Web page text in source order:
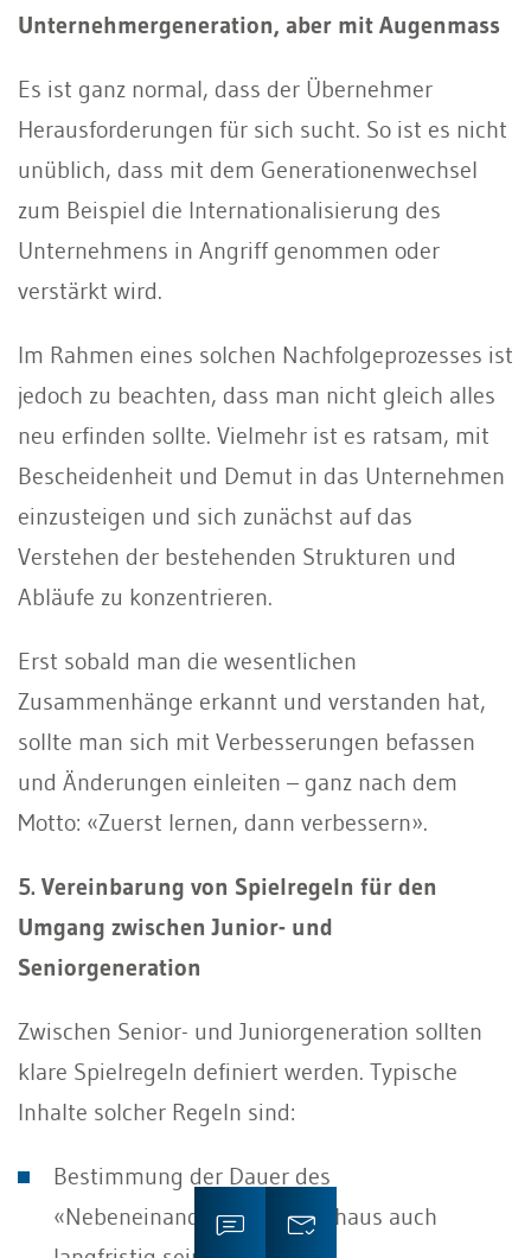
Unternehmergeneration, aber mit Augenmass
Es ist ganz normal, dass der Übernehmer
Herausforderungen für sich sucht. So ist es nicht
unüblich, dass mit dem Generationenwechsel
zum Beispiel die Internationalisierung des
Unternehmens in Angriff genommen oder
verstärkt wird.
Im Rahmen eines solchen Nachfolgeprozesses ist
jedoch zu beachten, dass man nicht gleich alles
neu erfinden sollte. Vielmehr ist es ratsam, mit
Bescheidenheit und Demut in das Unternehmen
einzusteigen und sich zunächst auf das
Verstehen der bestehenden Strukturen und
Abläufe zu konzentrieren.
Erst sobald man die wesentlichen
Zusammenhänge erkannt und verstanden hat,
sollte man sich mit Verbesserungen befassen
und Änderungen einleiten – ganz nach dem
Motto: «Zuerst lernen, dann verbessern».
5. Vereinbarung von Spielregeln für den
Umgang zwischen Junior- und
Seniorgeneration
Zwischen Senior- und Juniorgeneration sollten
klare Spielregeln definiert werden. Typische
Inhalte solcher Regeln sind:
Bestimmung der Dauer des
«Nebeneinander», was durchaus auch